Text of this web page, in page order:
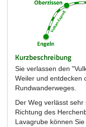
Kurzbeschreibung
Sie verlassen den
Weiler und entdecken
Rundwanderweges.
Der Weg verlässt
Richtung des
Lavagrube können